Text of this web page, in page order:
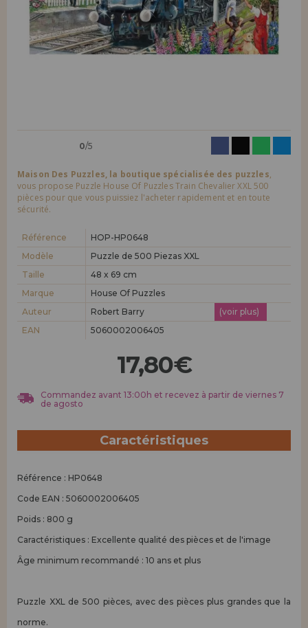
LIQUIDATIONS
Je veux m'enregistrer en tant que
nouveau client
En créant un compte sur maisondespuzzles.fr, vous pouvez faire vos
Je veux m'enregistrer en tant que
nouveau distributeur
vendre nos produits dans votre entreprise ? Inscrivez-vous en tant
remises spéciales pour la distribution.
Allez-y! Nous vous attendions.
0/5
Maison Des Puzzles, la boutique spécialisée des puzzles,
vous propose Puzzle House Of Puzzles Train Chevalier XXL 500
pièces pour que vous puissiez l'acheter rapidement et en toute
sécurité.
Référence
HOP-HP0648
Modèle
Puzzle de 500 Piezas XXL
Taille
48 x 69 cm
Marque
House Of Puzzles
Auteur
Robert Barry
(voir plus)
EAN
5060002006405
17,80€
Commandez avant 13:00h et recevez à partir de viernes 7
de agosto
Caractéristiques
Référence : HP0648
Code EAN : 5060002006405
Poids : 800 g
Caractéristiques : Excellente qualité des pièces et de l'image
Âge minimum recommandé : 10 ans et plus
Puzzle XXL de 500 pièces, avec des pièces plus grandes que la
norme.